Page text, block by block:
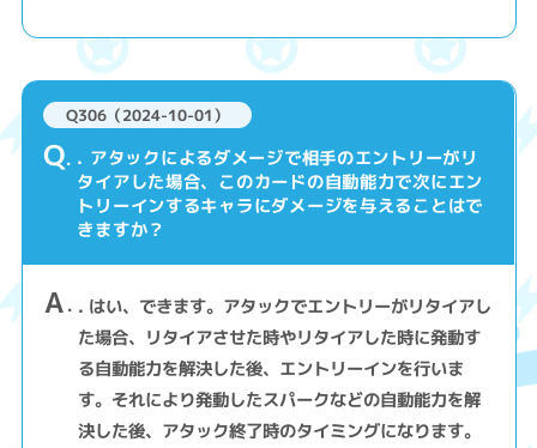
Q306（2024-10-01）
Q . アタックによるダメージで相手のエントリーがリ
タイアした場合、このカードの自動能力で次にエン
トリーインするキャラにダメージを与えることはで
きますか？
A . はい、できます。アタックでエントリーがリタイアし
た場合、リタイアさせた時やリタイアした時に発動す
る自動能力を解決した後、エントリーインを行いま
す。それにより発動したスパークなどの自動能力を解
決した後、アタック終了時のタイミングになります。